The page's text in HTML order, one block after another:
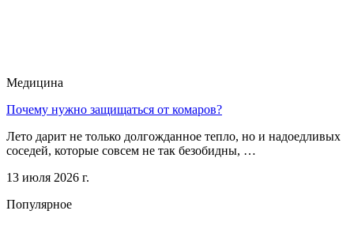
Медицина
Почему нужно защищаться от комаров?
Лето дарит не только долгожданное тепло, но и надоедливых
соседей, которые совсем не так безобидны, …
13 июля 2026 г.
Популярное